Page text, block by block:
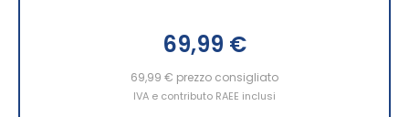
69,99 €
69,99 € prezzo consigliato
IVA e contributo RAEE inclusi